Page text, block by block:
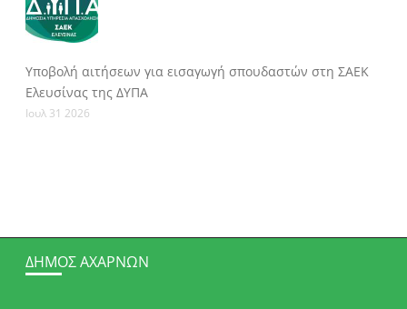
Υποβολή αιτήσεων για εισαγωγή σπουδαστών στη ΣΑΕΚ
Ελευσίνας της ΔΥΠΑ
Ιουλ 31 2026
ΔΉΜΟΣ ΑΧΑΡΝΏΝ